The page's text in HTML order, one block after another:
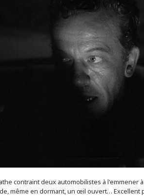
contraint deux automobilistes à l'emmener
même en dormant, un œil ouvert… Excellent